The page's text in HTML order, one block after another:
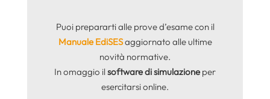
Puoi prepararti alle prove d’esame con il
Manuale EdiSESaggiornato alle ultime
novità normative.
In omaggio il software di simulazione per
esercitarsi online.